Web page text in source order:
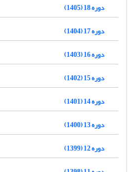
دوره 18 (1405)
دوره 17 (1404)
دوره 16 (1403)
دوره 15 (1402)
دوره 14 (1401)
دوره 13 (1400)
دوره 12 (1399)